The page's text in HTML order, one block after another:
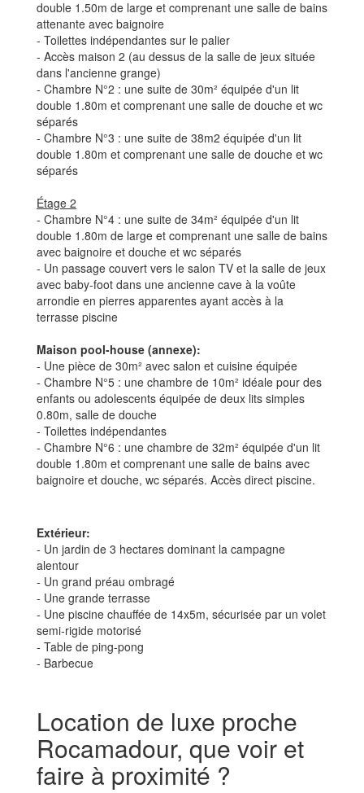
double 1.50m de large et comprenant une salle de bains
attenante avec baignoire
- Toilettes indépendantes sur le palier
- Accès maison 2 (au dessus de la salle de jeux située
dans l'ancienne grange)
- Chambre N°2 : une suite de 30m² équipée d'un lit
double 1.80m et comprenant une salle de douche et wc
séparés
- Chambre N°3 : une suite de 38m2 équipée d'un lit
double 1.80m et comprenant une salle de douche et wc
séparés
Étage 2
- Chambre N°4 : une suite de 34m² équipée d'un lit
double 1.80m de large et comprenant une salle de bains
avec baignoire et douche et wc séparés
- Un passage couvert vers le salon TV et la salle de jeux
avec baby-foot dans une ancienne cave à la voûte
arrondie en pierres apparentes ayant accès à la
terrasse piscine
Maison pool-house (annexe):
- Une pièce de 30m² avec salon et cuisine équipée
- Chambre N°5 : une chambre de 10m² idéale pour des
enfants ou adolescents équipée de deux lits simples
0.80m, salle de douche
- Toilettes indépendantes
- Chambre N°6 : une chambre de 32m² équipée d'un lit
double 1.80m et comprenant une salle de bains avec
baignoire et douche, wc séparés. Accès direct piscine.
Extérieur:
- Un jardin de 3 hectares dominant la campagne
alentour
- Un grand préau ombragé
- Une grande terrasse
- Une piscine chauffée de 14x5m, sécurisée par un volet
semi-rigide motorisé
- Table de ping-pong
- Barbecue
Location de luxe proche
Rocamadour, que voir et
faire à proximité ?